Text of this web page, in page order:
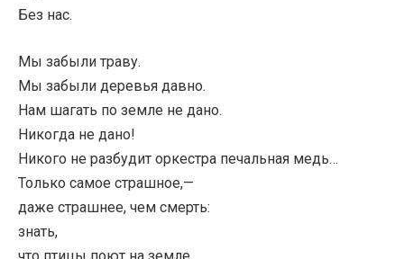
Без нас.
Мы забыли траву.
Мы забыли деревья давно.
Нам шагать по земле не дано.
Никогда не дано!
Никого не разбудит оркестра печальная медь…
Только самое страшное,—
даже страшнее, чем смерть:
знать,